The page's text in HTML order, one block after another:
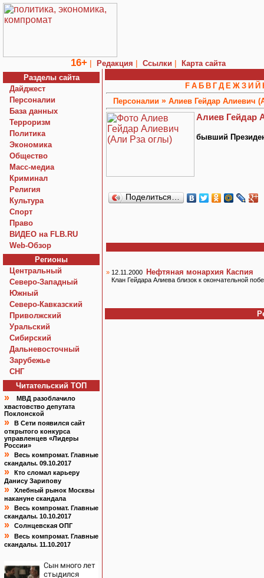
16+ | Редакция | Ссылки |
Карта сайта
Разделы сайта
Дайджест
Персоналии
База данных
Терроризм
Политика
Экономика
Общество
Macc-медиа
Криминал
Религия
Культура
Спорт
Право
ВИДЕО на FLB.RU
Web-Обзор
Регионы
Центральный
Северо-Западный
Южный
Северо-Кавказский
Приволжский
Уральский
Сибирский
Дальневосточный
Зарубежье
СНГ
Читательский TOП
»
МВД разоблачило
хвастовство депутата
Поклонской
»
В Сети появился сайт
открытого конкурса
управленцев «Лидеры
России»
»
Весь компромат. Главные
скандалы. 09.10.2017
»
Кто сломал карьеру
Данису Зарипову
»
Хлебный рынок Москвы
накануне скандала
»
Весь компромат. Главные
скандалы. 10.10.2017
» Солнцевская ОПГ
»
Весь компромат. Главные
скандалы. 11.10.2017
Сын много лет
стыдился
F А Б В Г Д Е Ж З И Й
Персоналии » Алиев Гейдар Алиевич
Алиев Гейдар
бывший
Поделиться…
» 12.11.2000 Нефтяная монархия Каспия
Клан Гейдара Алиева близок к окончательной